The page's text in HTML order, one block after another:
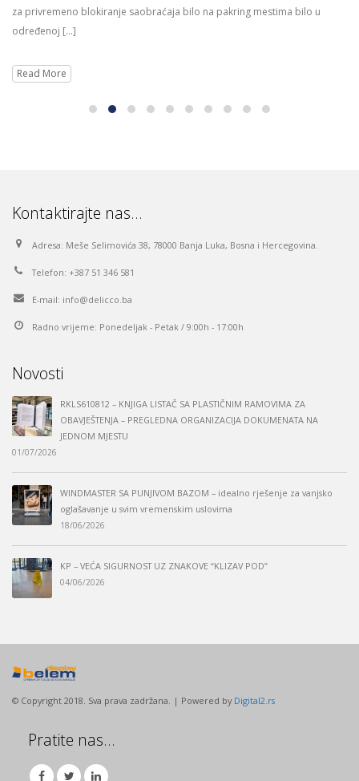
za privremeno blokiranje saobraćaja bilo na pakring mestima bilo u
određenoj [...]
Read More
Kontaktirajte nas…
Adresa: Meše Selimovića 38, 78000 Banja Luka, Bosna i Hercegovina.
Telefon: +387 51 346 581
E-mail: info@delicco.ba
Radno vrijeme: Ponedeljak - Petak / 9:00h - 17:00h
Novosti
RKLS610812 – KNJIGA LISTAČ SA PLASTIČNIM RAMOVIMA ZA
OBAVJEŠTENJA – PREGLEDNA ORGANIZACIJA DOKUMENATA NA
JEDNOM MJESTU
01/07/2026
WINDMASTER SA PUNJIVOM BAZOM – idealno rješenje za vanjsko
oglašavanje u svim vremenskim uslovima
18/06/2026
KP – VEĆA SIGURNOST UZ ZNAKOVE “KLIZAV POD”
04/06/2026
© Copyright 2018. Sva prava zadržana. | Powered by Digital2.rs
Pratite nas…